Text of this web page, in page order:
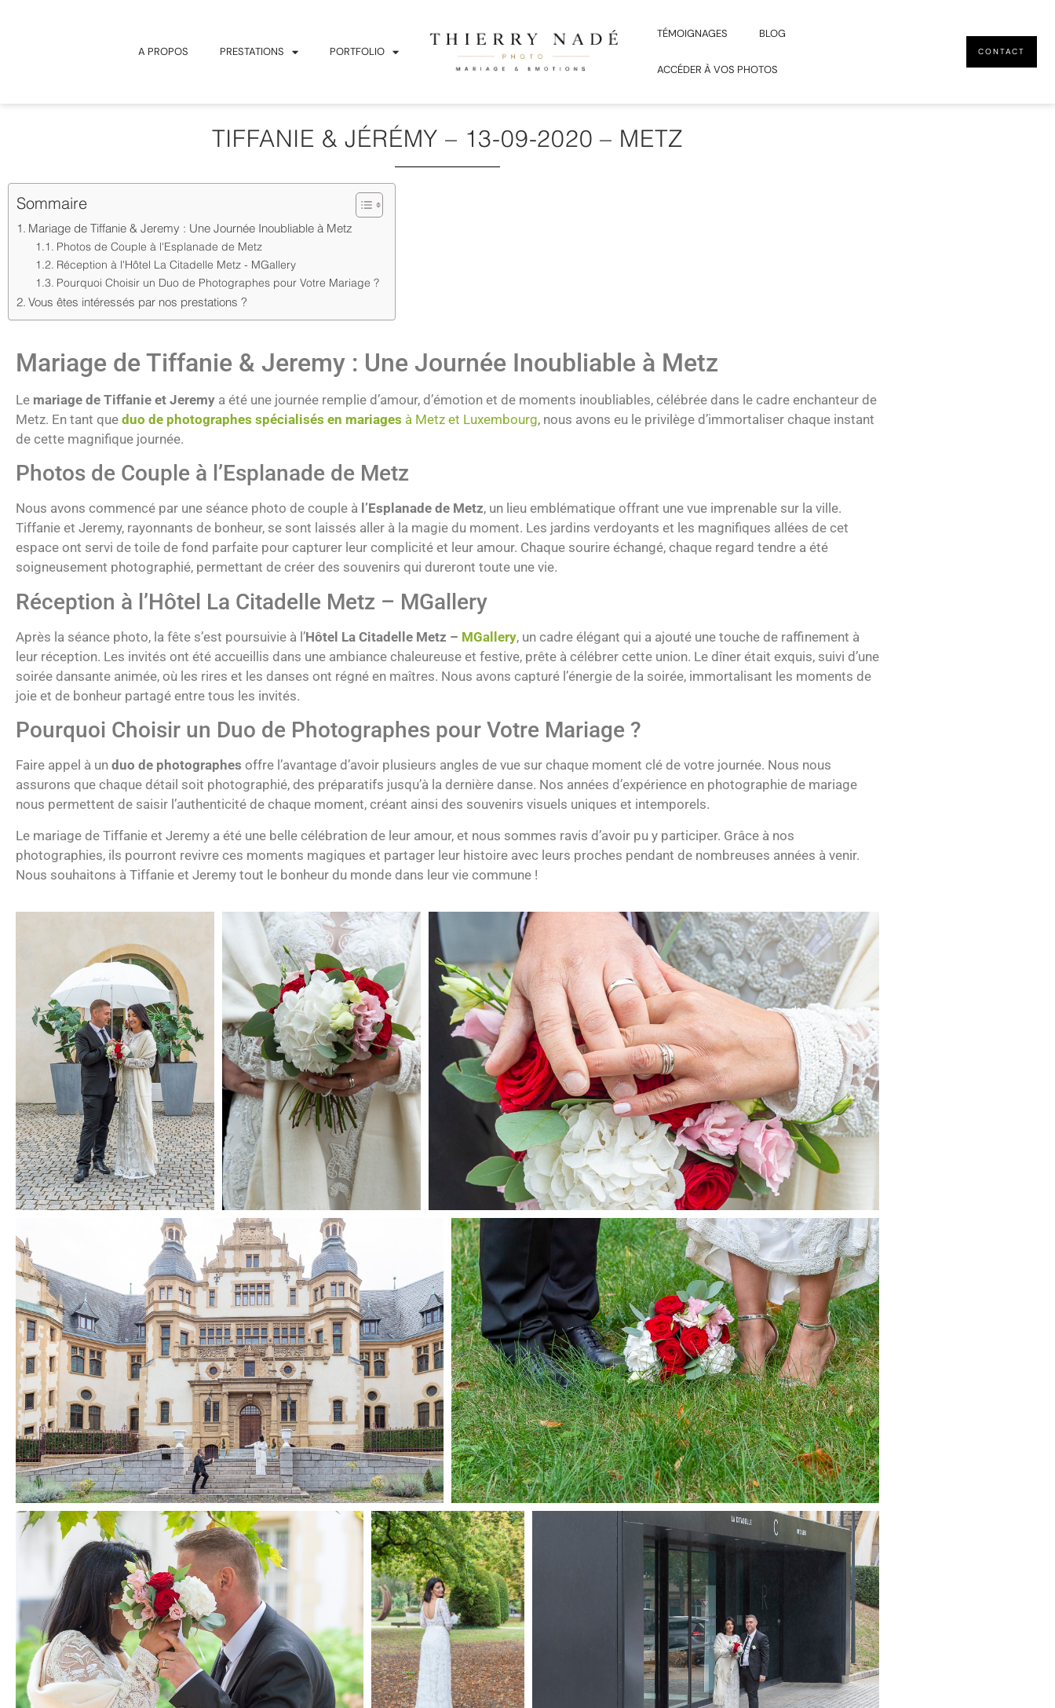
A PROPOS PRESTATIONS PORTFOLIO
TÉMOIGNAGES BLOG
ACCÉDER À VOS PHOTOS
CONTACT
TIFFANIE & JÉRÉMY – 13-09-2020 – METZ
Sommaire
Mariage de Tiffanie & Jeremy : Une Journée Inoubliable à Metz
Photos de Couple à l'Esplanade de Metz
Réception à l'Hôtel La Citadelle Metz - MGallery
Pourquoi Choisir un Duo de Photographes pour Votre Mariage ?
Vous êtes intéressés par nos prestations ?
Mariage de Tiffanie & Jeremy : Une Journée Inoubliable à Metz
Le mariage de Tiffanie et Jeremy a été une journée remplie d’amour, d’émotion et de moments inoubliables, célébrée dans le cadre enchanteur de
Metz. En tant que duo de photographes spécialisés en mariages à Metz et Luxembourg, nous avons eu le privilège d’immortaliser chaque instant
de cette magnifique journée.
Photos de Couple à l’Esplanade de Metz
Nous avons commencé par une séance photo de couple à l’Esplanade de Metz, un lieu emblématique offrant une vue imprenable sur la ville.
Tiffanie et Jeremy, rayonnants de bonheur, se sont laissés aller à la magie du moment. Les jardins verdoyants et les magnifiques allées de cet
espace ont servi de toile de fond parfaite pour capturer leur complicité et leur amour. Chaque sourire échangé, chaque regard tendre a été
soigneusement photographié, permettant de créer des souvenirs qui dureront toute une vie.
Réception à l’Hôtel La Citadelle Metz – MGallery
Après la séance photo, la fête s’est poursuivie à l’Hôtel La Citadelle Metz – MGallery, un cadre élégant qui a ajouté une touche de raffinement à
leur réception. Les invités ont été accueillis dans une ambiance chaleureuse et festive, prête à célébrer cette union. Le dîner était exquis, suivi d’une
soirée dansante animée, où les rires et les danses ont régné en maîtres. Nous avons capturé l’énergie de la soirée, immortalisant les moments de
joie et de bonheur partagé entre tous les invités.
Pourquoi Choisir un Duo de Photographes pour Votre Mariage ?
Faire appel à un duo de photographes offre l’avantage d’avoir plusieurs angles de vue sur chaque moment clé de votre journée. Nous nous
assurons que chaque détail soit photographié, des préparatifs jusqu’à la dernière danse. Nos années d’expérience en photographie de mariage
nous permettent de saisir l’authenticité de chaque moment, créant ainsi des souvenirs visuels uniques et intemporels.
Le mariage de Tiffanie et Jeremy a été une belle célébration de leur amour, et nous sommes ravis d’avoir pu y participer. Grâce à nos
photographies, ils pourront revivre ces moments magiques et partager leur histoire avec leurs proches pendant de nombreuses années à venir.
Nous souhaitons à Tiffanie et Jeremy tout le bonheur du monde dans leur vie commune !